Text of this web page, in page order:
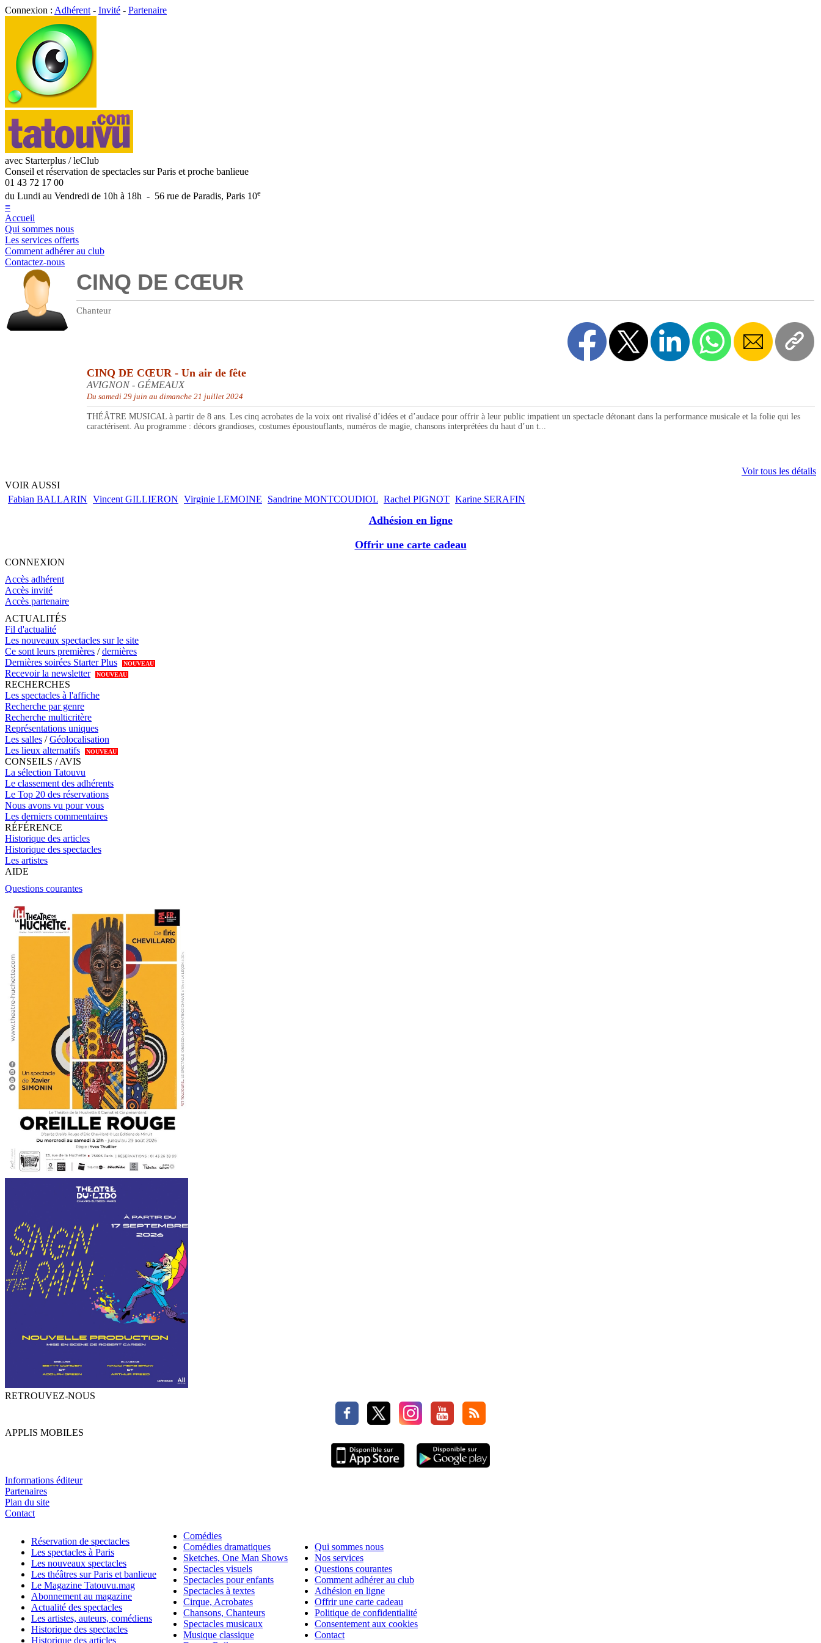
Connexion : Adhérent - Invité - Partenaire
avec Starterplus / leClub
Conseil et réservation de spectacles sur Paris et proche banlieue
01 43 72 17 00
du Lundi au Vendredi de 10h à 18h - 56 rue de Paradis, Paris 10e
≡
Accueil
Qui sommes nous
Les services offerts
Comment adhérer au club
Contactez-nous
CINQ DE CŒUR
Chanteur
CINQ DE CŒUR - Un air de fête
AVIGNON - GÉMEAUX
Du samedi 29 juin au dimanche 21 juillet 2024
THÉÂTRE MUSICAL à partir de 8 ans. Les cinq acrobates de la voix ont rivalisé d’idées et d’audace pour offrir à leur public impatient un spectacle détonant dans la performance musicale et la folie qui les
caractérisent. Au programme : décors grandioses, costumes époustouflants, numéros de magie, chansons interprétées du haut d’un t...
Voir tous les détails
VOIR AUSSI
Fabian BALLARIN Vincent GILLIERON Virginie LEMOINE Sandrine MONTCOUDIOL Rachel PIGNOT Karine SERAFIN
Adhésion en ligne
Offrir une carte cadeau
CONNEXION
Accès adhérent
Accès invité
Accès partenaire
ACTUALITÉS
Fil d'actualité
Les nouveaux spectacles sur le site
Ce sont leurs premières /dernières
Dernières soirées Starter Plus
NOUVEAU
Recevoir la newsletter NOUVEAU
RECHERCHES
Les spectacles à l'affiche
Recherche par genre
Recherche multicritère
Représentations uniques
Les salles /Géolocalisation
Les lieux alternatifs
NOUVEAU
CONSEILS / AVIS
La sélection Tatouvu
Le classement des adhérents
Le Top 20 des réservations
Nous avons vu pour vous
Les derniers commentaires
RÉFÉRENCE
Historique des articles
Historique des spectacles
Les artistes
AIDE
Questions courantes
RETROUVEZ-NOUS
APPLIS MOBILES
Informations éditeur
Partenaires
Plan du site
Contact
Réservation de spectacles
Les spectacles à Paris
Les nouveaux spectacles
Les théâtres sur Paris et banlieue
Le Magazine Tatouvu.mag
Abonnement au magazine
Actualité des spectacles
Les artistes, auteurs, comédiens
Historique des spectacles
Historique des articles
Comédies
Comédies dramatiques
Sketches, One Man Shows
Spectacles visuels
Spectacles pour enfants
Spectacles à textes
Cirque, Acrobates
Chansons, Chanteurs
Spectacles musicaux
Musique classique
Qui sommes nous
Nos services
Questions courantes
Comment adhérer au club
Adhésion en ligne
Offrir une carte cadeau
Politique de confidentialité
Consentement aux cookies
Contact